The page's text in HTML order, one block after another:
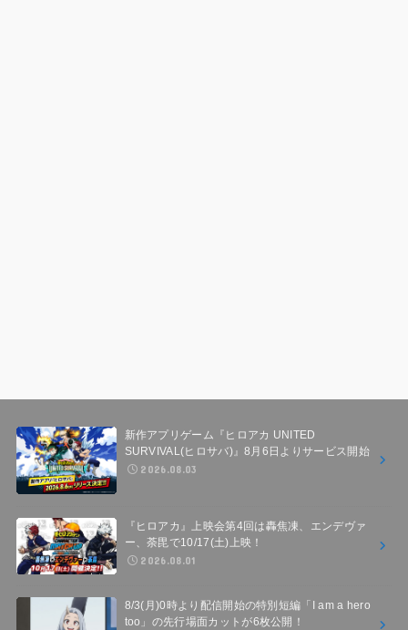
新作アプリゲーム『ヒロアカ UNITED
SURVIVAL(ヒロサバ)』8月6日よりサービス開始
2026.08.03
『ヒロアカ』上映会第4回は轟焦凍、エンデヴァ
ー、荼毘で10/17(土)上映！
2026.08.01
8/3(月)0時より配信開始の特別短編「I am a hero
too」の先行場面カットが6枚公開！